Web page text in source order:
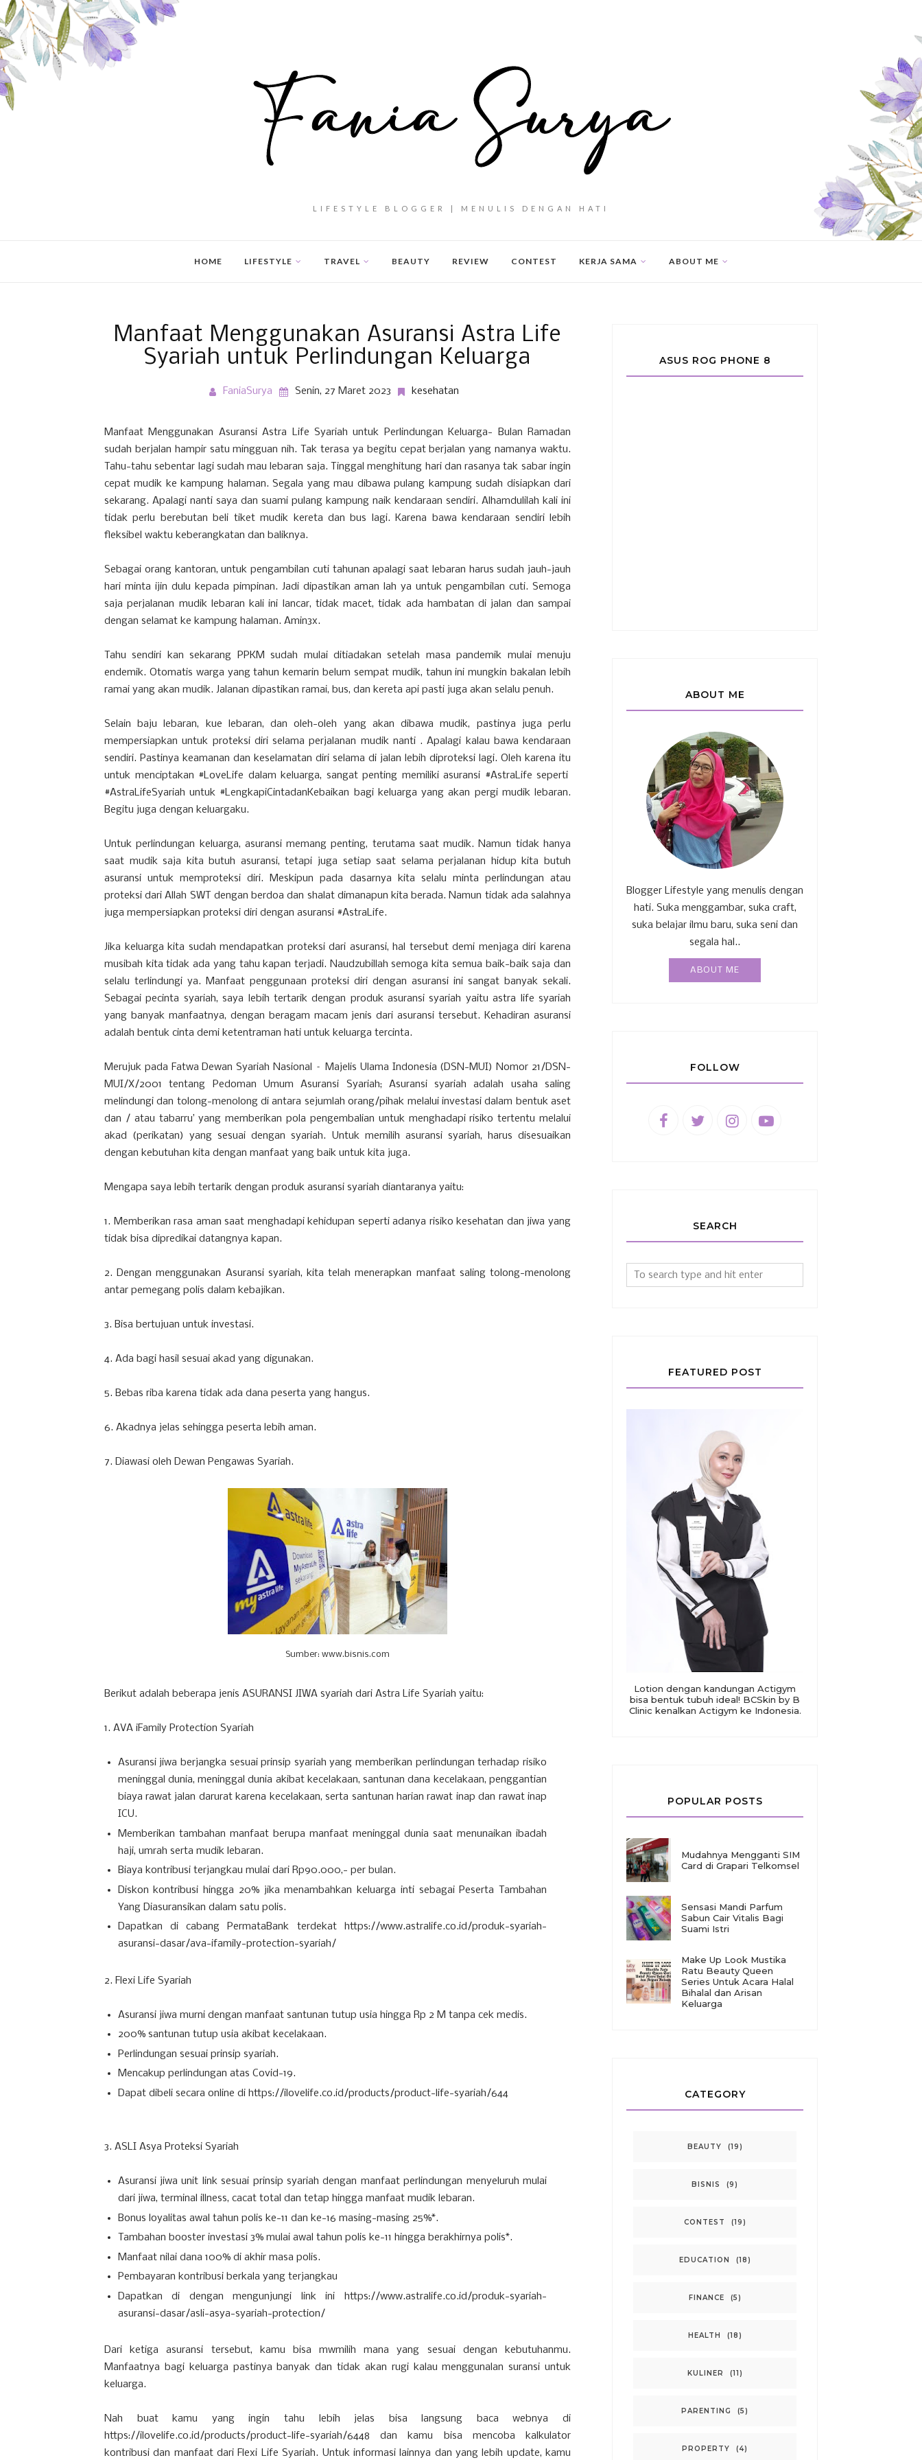
LIFESTYLE BLOGGER | MENULIS DENGAN HATI
HOME LIFESTYLE TRAVEL BEAUTY REVIEW CONTEST KERJA SAMA ABOUT ME
Manfaat Menggunakan Asuransi Astra Life
Syariah untuk Perlindungan Keluarga
FaniaSurya Senin, 27 Maret 2023 kesehatan
Manfaat Menggunakan Asuransi Astra Life Syariah untuk Perlindungan Keluarga- Bulan Ramadan
sudah berjalan hampir satu mingguan nih. Tak terasa ya begitu cepat berjalan yang namanya waktu.
Tahu-tahu sebentar lagi sudah mau lebaran saja. Tinggal menghitung hari dan rasanya tak sabar ingin
cepat mudik ke kampung halaman. Segala yang mau dibawa pulang kampung sudah disiapkan dari
sekarang. Apalagi nanti saya dan suami pulang kampung naik kendaraan sendiri. Alhamdulilah kali ini
tidak perlu berebutan beli tiket mudik kereta dan bus lagi. Karena bawa kendaraan sendiri lebih
fleksibel waktu keberangkatan dan baliknya.
Sebagai orang kantoran, untuk pengambilan cuti tahunan apalagi saat lebaran harus sudah jauh-jauh
hari minta ijin dulu kepada pimpinan. Jadi dipastikan aman lah ya untuk pengambilan cuti. Semoga
saja perjalanan mudik lebaran kali ini lancar, tidak macet, tidak ada hambatan di jalan dan sampai
dengan selamat ke kampung halaman. Amin3x.
Tahu sendiri kan sekarang PPKM sudah mulai ditiadakan setelah masa pandemik mulai menuju
endemik. Otomatis warga yang tahun kemarin belum sempat mudik, tahun ini mungkin bakalan lebih
ramai yang akan mudik. Jalanan dipastikan ramai, bus, dan kereta api pasti juga akan selalu penuh.
Selain baju lebaran, kue lebaran, dan oleh-oleh yang akan dibawa mudik, pastinya juga perlu
mempersiapkan untuk proteksi diri selama perjalanan mudik nanti . Apalagi kalau bawa kendaraan
sendiri. Pastinya keamanan dan keselamatan diri selama di jalan lebih diproteksi lagi. Oleh karena itu
untuk menciptakan #LoveLife dalam keluarga, sangat penting memiliki asuransi #AstraLife seperti
#AstraLifeSyariah untuk #LengkapiCintadanKebaikan bagi keluarga yang akan pergi mudik lebaran.
Begitu juga dengan keluargaku.
Untuk perlindungan keluarga, asuransi memang penting, terutama saat mudik. Namun tidak hanya
saat mudik saja kita butuh asuransi, tetapi juga setiap saat selama perjalanan hidup kita butuh
asuransi untuk memproteksi diri. Meskipun pada dasarnya kita selalu minta perlindungan atau
proteksi dari Allah SWT dengan berdoa dan shalat dimanapun kita berada. Namun tidak ada salahnya
juga mempersiapkan proteksi diri dengan asuransi #AstraLife.
Jika keluarga kita sudah mendapatkan proteksi dari asuransi, hal tersebut demi menjaga diri karena
musibah kita tidak ada yang tahu kapan terjadi. Naudzubillah semoga kita semua baik-baik saja dan
selalu terlindungi ya. Manfaat penggunaan proteksi diri dengan asuransi ini sangat banyak sekali.
Sebagai pecinta syariah, saya lebih tertarik dengan produk asuransi syariah yaitu astra life syariah
yang banyak manfaatnya, dengan beragam macam jenis dari asuransi tersebut. Kehadiran asuransi
adalah bentuk cinta demi ketentraman hati untuk keluarga tercinta.
Merujuk pada Fatwa Dewan Syariah Nasional – Majelis Ulama Indonesia (DSN-MUI) Nomor 21/DSN-
MUI/X/2001 tentang Pedoman Umum Asuransi Syariah; Asuransi syariah adalah usaha saling
melindungi dan tolong-menolong di antara sejumlah orang/pihak melalui investasi dalam bentuk aset
dan / atau tabarru’ yang memberikan pola pengembalian untuk menghadapi risiko tertentu melalui
akad (perikatan) yang sesuai dengan syariah. Untuk memilih asuransi syariah, harus disesuaikan
dengan kebutuhan kita dengan manfaat yang baik untuk kita juga.
Mengapa saya lebih tertarik dengan produk asuransi syariah diantaranya yaitu:
1. Memberikan rasa aman saat menghadapi kehidupan seperti adanya risiko kesehatan dan jiwa yang
tidak bisa dipredikai datangnya kapan.
2. Dengan menggunakan Asuransi syariah, kita telah menerapkan manfaat saling tolong-menolong
antar pemegang polis dalam kebajikan.
3. Bisa bertujuan untuk investasi.
4. Ada bagi hasil sesuai akad yang digunakan.
5. Bebas riba karena tidak ada dana peserta yang hangus.
6. Akadnya jelas sehingga peserta lebih aman.
7. Diawasi oleh Dewan Pengawas Syariah.
Sumber: www.bisnis.com
Berikut adalah beberapa jenis ASURANSI JIWA syariah dari Astra Life Syariah yaitu:
1. AVA iFamily Protection Syariah
Asuransi jiwa berjangka sesuai prinsip syariah yang memberikan perlindungan terhadap risiko
meninggal dunia, meninggal dunia akibat kecelakaan, santunan dana kecelakaan, penggantian
biaya rawat jalan darurat karena kecelakaan, serta santunan harian rawat inap dan rawat inap
ICU.
Memberikan tambahan manfaat berupa manfaat meninggal dunia saat menunaikan ibadah
haji, umrah serta mudik lebaran.
Biaya kontribusi terjangkau mulai dari Rp90.000,- per bulan.
Diskon kontribusi hingga 20% jika menambahkan keluarga inti sebagai Peserta Tambahan
Yang Diasuransikan dalam satu polis.
Dapatkan di cabang PermataBank terdekat https://www.astralife.co.id/produk-syariah-
asuransi-dasar/ava-ifamily-protection-syariah/
2. Flexi Life Syariah
Asuransi jiwa murni dengan manfaat santunan tutup usia hingga Rp 2 M tanpa cek medis.
200% santunan tutup usia akibat kecelakaan.
Perlindungan sesuai prinsip syariah.
Mencakup perlindungan atas Covid-19.
Dapat dibeli secara online di https://ilovelife.co.id/products/product-life-syariah/644
3. ASLI Asya Proteksi Syariah
Asuransi jiwa unit link sesuai prinsip syariah dengan manfaat perlindungan menyeluruh mulai
dari jiwa, terminal illness, cacat total dan tetap hingga manfaat mudik lebaran.
Bonus loyalitas awal tahun polis ke-11 dan ke-16 masing-masing 25%*.
Tambahan booster investasi 3% mulai awal tahun polis ke-11 hingga berakhirnya polis*.
Manfaat nilai dana 100% di akhir masa polis.
Pembayaran kontribusi berkala yang terjangkau
Dapatkan di dengan mengunjungi link ini https://www.astralife.co.id/produk-syariah-
asuransi-dasar/asli-asya-syariah-protection/
Dari ketiga asuransi tersebut, kamu bisa mwmilih mana yang sesuai dengan kebutuhanmu.
Manfaatnya bagi keluarga pastinya banyak dan tidak akan rugi kalau menggunalan suransi untuk
keluarga.
Nah buat kamu yang ingin tahu lebih jelas bisa langsung baca webnya di
https://ilovelife.co.id/products/product-life-syariah/6448 dan kamu bisa mencoba kalkulator
kontribusi dan manfaat dari Flexi Life Syariah. Untuk informasi lainnya dan yang lebih update, kamu
ASUS ROG PHONE 8
ABOUT ME
Blogger Lifestyle yang menulis dengan
hati. Suka menggambar, suka craft,
suka belajar ilmu baru, suka seni dan
segala hal..
ABOUT ME
FOLLOW
SEARCH
FEATURED POST
Lotion dengan kandungan Actigym
bisa bentuk tubuh ideal! BCSkin by B
Clinic kenalkan Actigym ke Indonesia.
POPULAR POSTS
Mudahnya Mengganti SIM
Card di Grapari Telkomsel
Sensasi Mandi Parfum
Sabun Cair Vitalis Bagi
Suami Istri
Make Up Look Mustika
Ratu Beauty Queen
Series Untuk Acara Halal
Bihalal dan Arisan
Keluarga
CATEGORY
BEAUTY (19)
BISNIS (9)
CONTEST (19)
EDUCATION (18)
FINANCE (5)
HEALTH (18)
KULINER (11)
PARENTING (5)
PROPERTY (4)